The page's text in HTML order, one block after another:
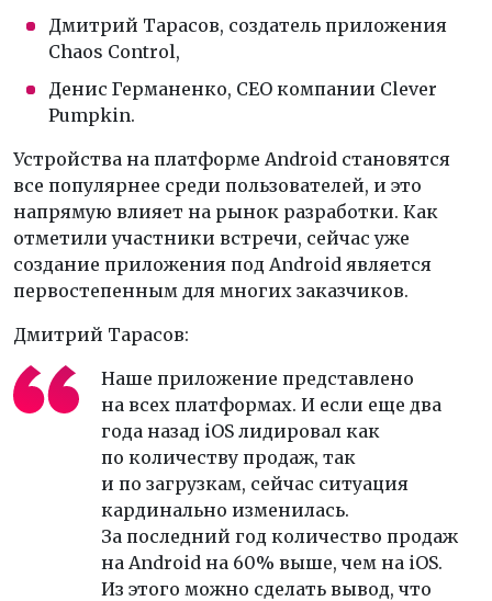
Дмитрий Тарасов, создатель приложения
Chaos Control,
Денис Германенко, CEO компании Clever
Pumpkin.
Устройства на платформе Android становятся
все популярнее среди пользователей, и это
напрямую влияет на рынок разработки. Как
отметили участники встречи, сейчас уже
создание приложения под Android является
первостепенным для многих заказчиков.
Дмитрий Тарасов:
Наше приложение представлено
на всех платформах. И если еще два
года назад iOS лидировал как
по количеству продаж, так
и по загрузкам, сейчас ситуация
кардинально изменилась.
За последний год количество продаж
на Android на 60% выше, чем на iOS.
Из этого можно сделать вывод, что